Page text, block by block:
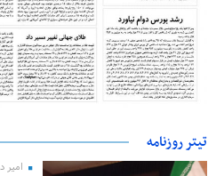
تیتر روزنامه
امیر